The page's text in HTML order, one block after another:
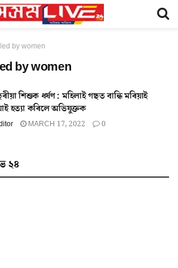
by women
by women
শিশুক ধৰ্ষণ : মহিলাই গছত বান্ধি মৰিয়াই
হত্যা কৰিলে অভিযুক্তক
MARCH 17, 2022 0
২৪